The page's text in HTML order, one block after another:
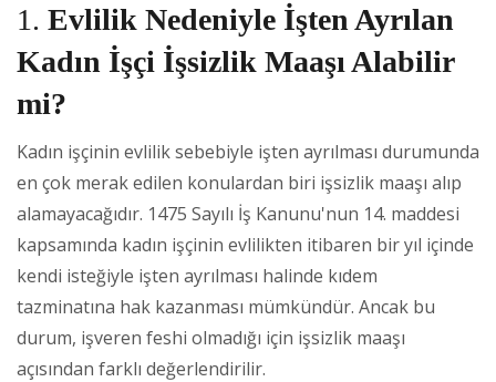
1. Evlilik Nedeniyle İşten Ayrılan
Kadın İşçi İşsizlik Maaşı Alabilir
mi?
Kadın işçinin evlilik sebebiyle işten ayrılması durumunda
en çok merak edilen konulardan biri işsizlik maaşı alıp
alamayacağıdır. 1475 Sayılı İş Kanunu'nun 14. maddesi
kapsamında kadın işçinin evlilikten itibaren bir yıl içinde
kendi isteğiyle işten ayrılması halinde kıdem
tazminatına hak kazanması mümkündür. Ancak bu
durum, işveren feshi olmadığı için işsizlik maaşı
açısından farklı değerlendirilir.